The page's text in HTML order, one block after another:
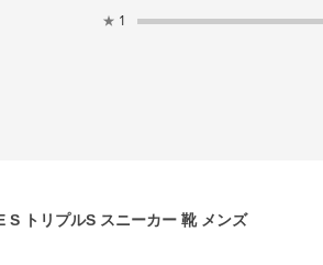
★ 1
トリプルS スニーカー 靴 メンズ